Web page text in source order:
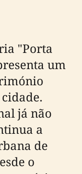
"Porta
um
já não
a
de
o